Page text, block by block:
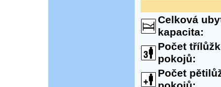
Celková
kapacita:
Počet
pokojů:
Počet